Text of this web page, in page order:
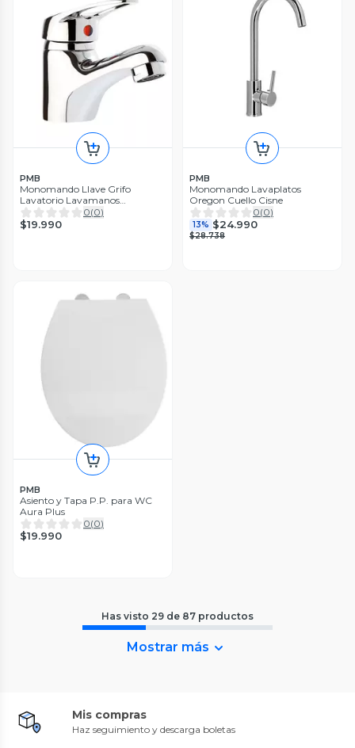
PMB
Monomando Llave Grifo
Lavatorio Lavamanos
Cincinnati Pmb
0(0)
$19.990
PMB
Monomando Lavaplatos
Oregon Cuello Cisne
0(0)
13% $24.990
$28.738
PMB
Asiento y Tapa P.P. para WC
Aura Plus
0(0)
$19.990
Has visto 29 de 87 productos
Mostrar más
Mis compras
Haz seguimiento y descarga boletas